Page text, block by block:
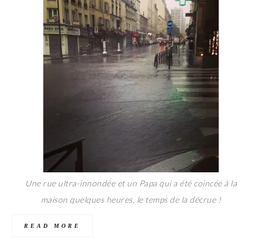
Une rue ultra-innondée et un Papa qui a été coincée à la
maison quelques heures, le temps de la décrue !
READ MORE